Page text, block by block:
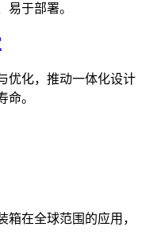
易于部署。
优化，推动一体化设计
命。
在全球范围的应用，